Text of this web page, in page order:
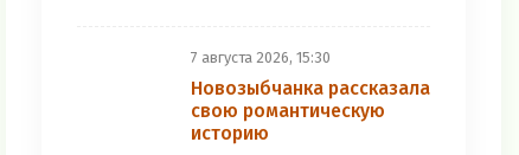
7 августа 2026, 15:30
Новозыбчанка рассказала
свою романтическую
историю